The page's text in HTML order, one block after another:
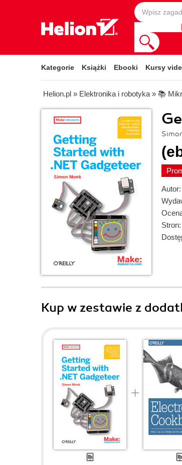
Kategorie Książki Ebooki Kursy
Helion.pl » Elektronika i robotyka » 📚
Autor:
Stron:
Kup w zestawie z